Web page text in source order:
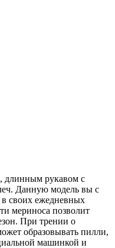
длинным рукавом с
Данную модель вы с
в своих ежедневных
мериноса позволит
При трении о
образовывать пилли,
машинкой и